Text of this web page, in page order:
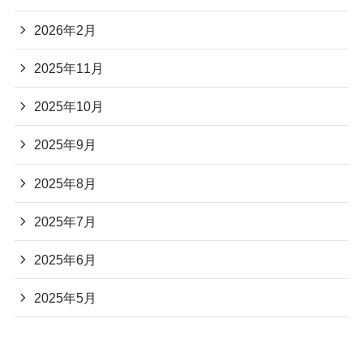
2026年2月
2025年11月
2025年10月
2025年9月
2025年8月
2025年7月
2025年6月
2025年5月